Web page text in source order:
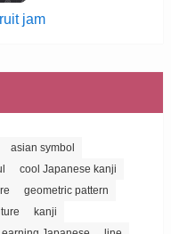
jam
asian symbol
cool Japanese kanji
geometric pattern
kanji